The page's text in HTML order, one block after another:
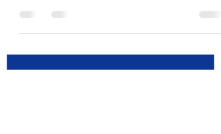
Ótimas discussões no Módulo 7!! Os
alunos realizaram a apresentação do Pré-